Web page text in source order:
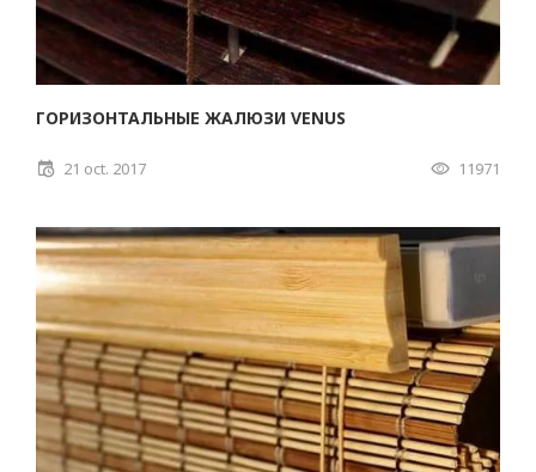
ГОРИЗОНТАЛЬНЫЕ ЖАЛЮЗИ VENUS
21 oct. 2017 11971